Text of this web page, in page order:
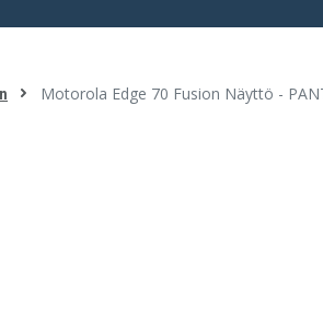
Motorola Edge 70 Fusion Näyttö -